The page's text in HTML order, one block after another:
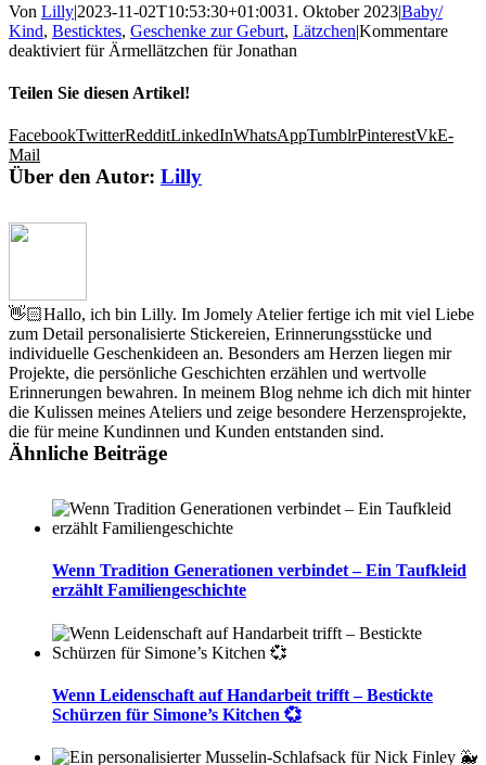
Von Lilly|2023-11-02T10:53:30+01:0031. Oktober 2023|Baby/
Kind, Besticktes, Geschenke zur Geburt, Lätzchen|Kommentare
deaktiviert für Ärmellätzchen für Jonathan
Teilen Sie diesen Artikel!
FacebookTwitterRedditLinkedInWhatsAppTumblrPinterestVkE-
Mail
Über den Autor: Lilly
👋🏻Hallo, ich bin Lilly. Im Jomely Atelier fertige ich mit viel Liebe
zum Detail personalisierte Stickereien, Erinnerungsstücke und
individuelle Geschenkideen an. Besonders am Herzen liegen mir
Projekte, die persönliche Geschichten erzählen und wertvolle
Erinnerungen bewahren. In meinem Blog nehme ich dich mit hinter
die Kulissen meines Ateliers und zeige besondere Herzensprojekte,
die für meine Kundinnen und Kunden entstanden sind.
Ähnliche Beiträge
Wenn Tradition Generationen verbindet – Ein Taufkleid
erzählt Familiengeschichte
Wenn Leidenschaft auf Handarbeit trifft – Bestickte
Schürzen für Simone’s Kitchen 💞